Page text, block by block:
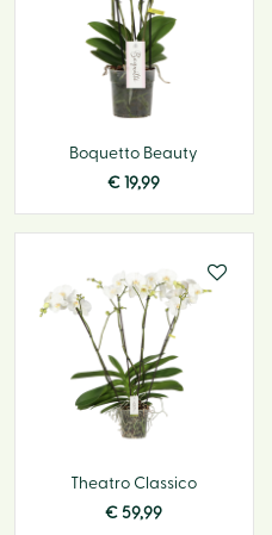
Boquetto Beauty
€ 19,99
Theatro Classico
€ 59,99